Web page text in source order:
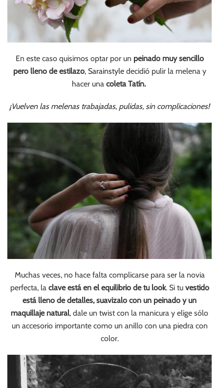
En este caso quisimos optar por un peinado muy sencillo
pero lleno de estilazo, Sarainstyle decidió pulir la melena y
hacer unacoleta Tatín.
¡Vuelven las melenas trabajadas, pulidas, sin complicaciones!
Muchas veces, no hace falta complicarse para ser la novia
perfecta, la clave está en el equilibrio de tu look. Si tu vestido
está lleno de detalles, suavizalo con un peinado y un
maquillaje natural, dale un twist con la manicura y elige sólo
un accesorio importante como un anillo con una piedra con
color.